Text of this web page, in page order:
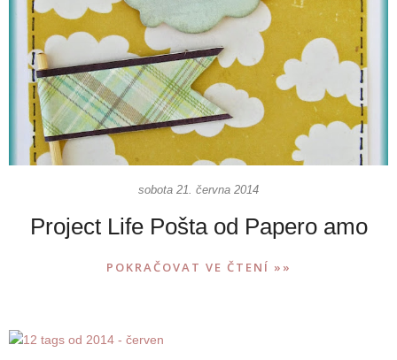
sobota 21. června 2014
Project Life Pošta od Papero amo
POKRAČOVAT VE ČTENÍ »»